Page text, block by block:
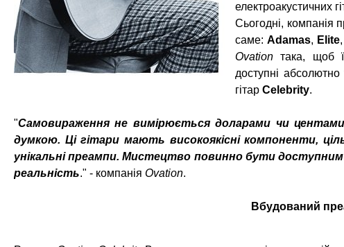
електроакустичних
Сьогодні, компанія
саме:Adamas, Elite,
Ovation така, щоб
доступні
гітар Celebrity.
"Самовираження не вимірюється доларами чи
думкою. Ці гітари мають високоякісні компоненти,
унікальні преампи. Мистецтво повинно бути доступним
реальність." - компанія Ovation.
Вбудований